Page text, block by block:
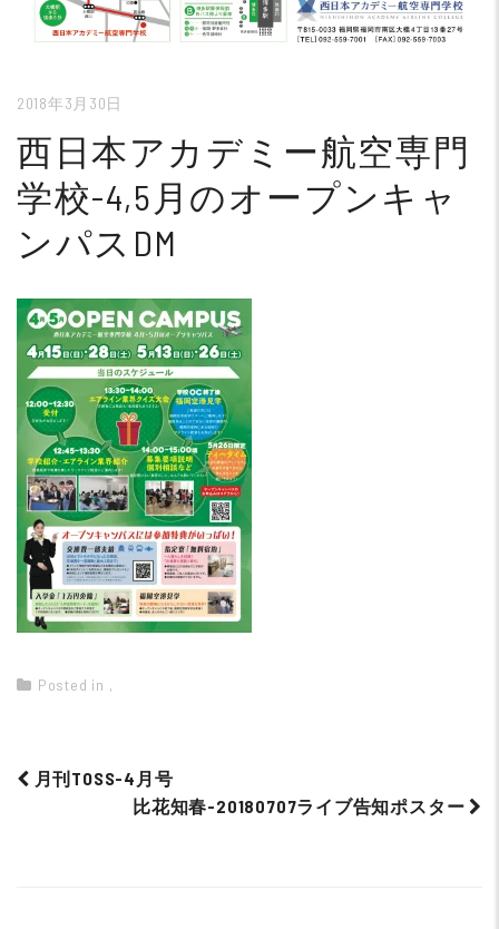
2018年3月30日
西日本アカデミー航空専門
学校-4,5月のオープンキャ
ンパスDM
Posted in ,
月刊TOSS-4月号
比花知春-20180707ライブ告知ポスター